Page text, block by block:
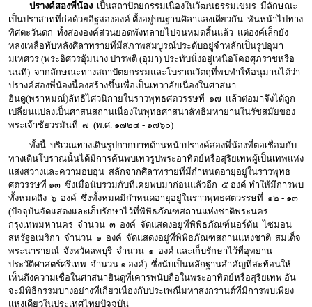
ปรางค์สองพี่น้อง เป็นสถาปัตยกรรมเนื่องในวัฒนธรรมเขมร มีลักษณะ
เป็นปราสาทที่ก่อด้วยอิฐสององค์ ตั้งอยู่บนฐานศิลาแลงเดียวกัน หันหน้าไปทาง
ทิศตะวันตก ทั้งสององค์ส่วนยอดพังทลายไปจนหมดสิ้นแล้ว แต่องค์เล็กยัง
หลงเหลือทับหลังศิลาทรายที่มีสภาพสมบูรณ์ประดับอยู่จำหลักเป็นรูปอุมา
มเหศวร (พระอิศวรอุ้มนาง ปารพตี (อุมา) ประทับนั่งอยู่เหนือโคอศุภราชหรือ
นนทิ) จากลักษณะทางสถาปัตยกรรมและโบราณวัตถุที่พบทำให้อนุมานได้ว่า
ปรางค์สองพี่น้องนี้คงสร้างขึ้นเพื่อเป็นเทวาลัยเนื่องในศาสนา
ฮินดู(พราหมณ์)ลัทธิไศวนิกายในราวพุทธศตวรรษที่ ๑๗ แล้วต่อมาจึงได้ถูก
เปลี่ยนแปลงเป็นศาสนสถานเนื่องในพุทธศาสนาลัทธิมหายานในรัชสมัยของ
พระเจ้าชัยวรมันที่ ๗ (พ.ศ. ๑๗๒๔ - ๑๗๖๐)
ทั้งนี้ บริเวณทางเดินรูปกากบาทด้านหน้าปรางค์สองพี่น้องที่ต่อเชื่อมกับ
ทางเดินโบราณนั้นได้มีการค้นพบเทวรูปพระอาทิตย์หรือสุริยเทพผู้เป็นเทพแห่ง
แสงสว่างและความอบอุ่น สลักจากศิลาทรายที่มีกำหนดอายุอยู่ในราวพุทธ
ศตวรรษที่ ๑๓ ซึ่งเมื่อนับรวมกับที่เคยพบมาก่อนแล้วอีก ๕ องค์ ทำให้มีการพบ
ทั้งหมดถึง ๖ องค์ ซึ่งทั้งหมดมีกำหนดอายุอยู่ในราวพุทธศตวรรษที่ ๑๒ - ๑๓
(ปัจจุบันจัดแสดงและเก็บรักษาไว้ที่พิพิธภัณฑสถานแห่งชาติพระนคร
กรุงเทพมหานคร จำนวน ๓ องค์ จัดแสดงอยู่ที่พิพิธภัณฑ์นอร์ตัน ไซมอน
สหรัฐอเมริกา จำนวน ๑ องค์ จัดแสดงอยู่ที่พิพิธภัณฑสถานแห่งชาติ สมเด็จ
พระนารายณ์ จังหวัดลพบุรี จำนวน ๑ องค์ และเก็บรักษาไว้ที่อุทยาน
ประวัติศาสตร์ศรีเทพ จำนวน ๑ องค์) ซึ่งนับเป็นหลักฐานสำคัญที่สะท้อนให้
เห็นถึงความเชื่อในศาสนาฮินดูที่เคารพนับถือในพระอาทิตย์หรือสุริยเทพ อัน
จะมีพิธีกรรมบางอย่างที่เกี่ยวเนื่องกับประเพณีมหาสงกรานต์ที่มีการพบเพียง
แห่งเดียวในประเทศไทยปัจจุบัน